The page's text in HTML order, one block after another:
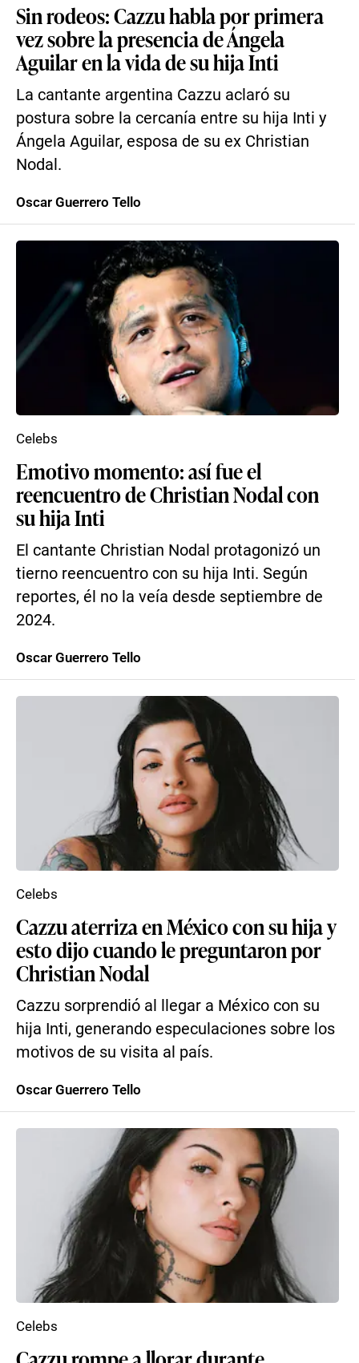
Sin rodeos: Cazzu habla por primera
vez sobre la presencia de Ángela
Aguilar en la vida de su hija Inti
La cantante argentina Cazzu aclaró su
postura sobre la cercanía entre su hija Inti y
Ángela Aguilar, esposa de su ex Christian
Nodal.
Oscar Guerrero Tello
Emotivo momento: así fue el
reencuentro de Christian Nodal con
su hija Inti
El cantante Christian Nodal protagonizó un
tierno reencuentro con su hija Inti. Según
reportes, él no la veía desde septiembre de
2024.
Celebs
Oscar Guerrero Tello
Cazzu aterriza en México con su hija y
esto dijo cuando le preguntaron por
Christian Nodal
Cazzu sorprendió al llegar a México con su
hija Inti, generando especulaciones sobre los
motivos de su visita al país.
Celebs
Oscar Guerrero Tello
Celebs